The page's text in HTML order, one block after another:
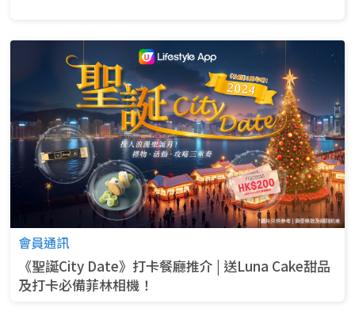
會員通訊
《聖誕City Date》打卡餐廳推介 | 送Luna Cake甜品
及打卡必備菲林相機！